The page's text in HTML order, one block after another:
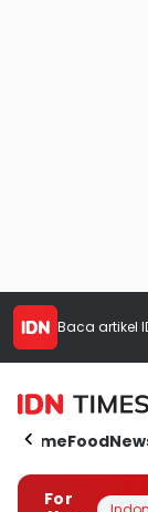
Baca artikel
HomeFood
For